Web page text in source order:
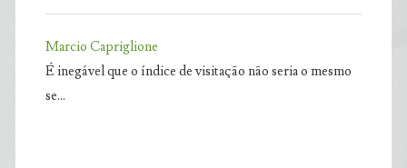
Marcio Capriglione
É inegável que o índice de visitação não seria o mesmo
se…